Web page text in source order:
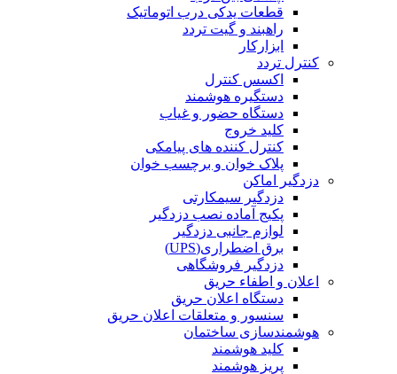
قطعات یدکی درب اتوماتیک
راهبند و گیت تردد
ابزارکار
کنترل تردد
اکسس کنترل
دستگیره هوشمند
دستگاه حضور و غیاب
کلید خروج
کنترل کننده های پیامکی
پلاک خوان و برچسب خوان
دزدگیر اماکن
دزدگیر سیمکارتی
پکیج آماده نصب دزدگیر
لوازم جانبی دزدگیر
برق اضطراری(UPS)
دزدگیر فروشگاهی
اعلان و اطفاء حریق
دستگاه اعلان حریق
سنسور و متعلقات اعلان حریق
هوشمندسازی ساختمان
کلید هوشمند
پریز هوشمند